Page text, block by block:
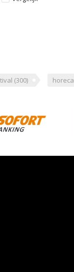
(300) horeca